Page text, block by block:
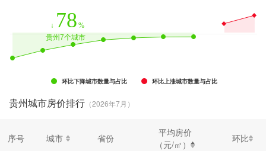
环比下降城市数量与占比 环比上涨城市数量与占比
↓ 78 %
贵州7个城市
贵州城市房价排行 （2026年7月）
序号 城市 省份
平均房价
（元/㎡）
环比